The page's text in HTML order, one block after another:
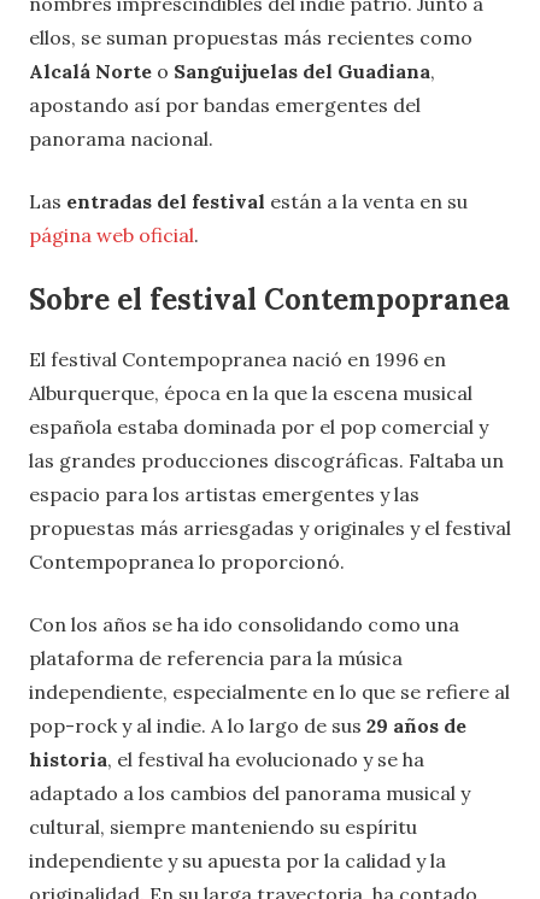
ellos, se suman propuestas más recientes como
Alcalá Norte o Sanguijuelas del Guadiana,
apostando así por bandas emergentes del
panorama nacional.
Las entradas del festival están a la venta en su
página web oficial.
Sobre el festival Contempopranea
El festival Contempopranea nació en 1996 en
Alburquerque, época en la que la escena musical
española estaba dominada por el pop comercial y
las grandes producciones discográficas. Faltaba un
espacio para los artistas emergentes y las
propuestas más arriesgadas y originales y el festival
Contempopranea lo proporcionó.
Con los años se ha ido consolidando como una
plataforma de referencia para la música
independiente, especialmente en lo que se refiere al
pop-rock y al indie. A lo largo de sus 29 años de
historia, el festival ha evolucionado y se ha
adaptado a los cambios del panorama musical y
cultural, siempre manteniendo su espíritu
independiente y su apuesta por la calidad y la